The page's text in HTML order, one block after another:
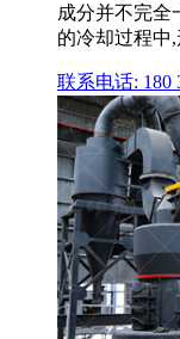
成分并不完全
的冷却过程中,
联系电话: 180